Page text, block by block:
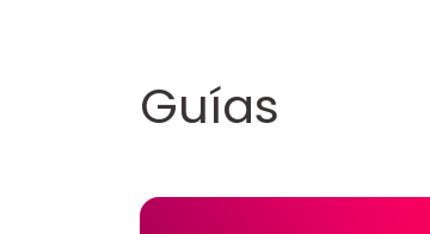
Guías